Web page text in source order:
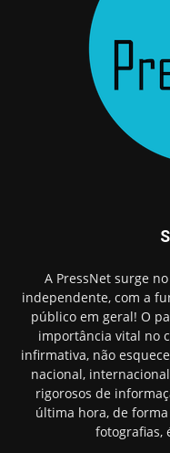
A PressNet surge
independente, com a
público em geral! O
importância vital no
infirmativa, não
nacional,
rigorosos de
última hora, de
fotografias,